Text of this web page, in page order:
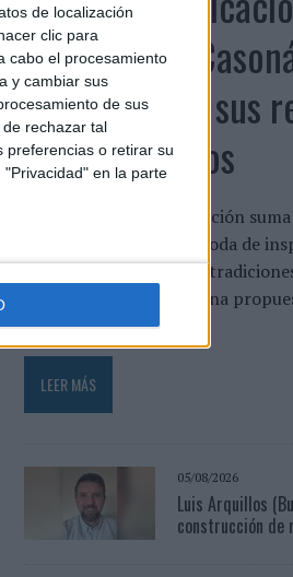
de localización
clic para
cabo el procesamiento
y cambiar sus
de sus
rechazar tal
preferencias o retirar su
en la parte
incorpora a
la gestión de sus
con los medios
La agencia de comunicación
Casoná, una firma de moda de
resortwear que une las
Venezuela a través de una
artesanía, el...
LEER MÁS
05/08/2026
Luis Arquillos
construcción de